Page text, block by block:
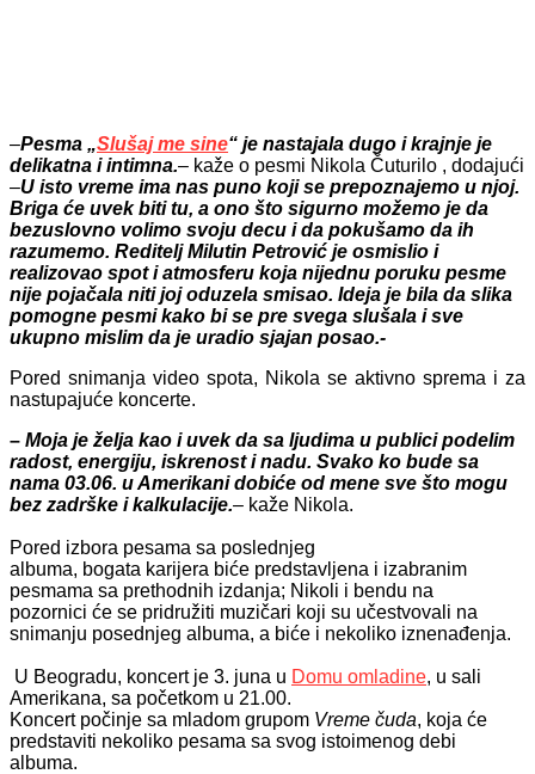
–Pesma „Slušaj me sine“ je nastajala dugo i krajnje je
delikatna i intimna.– kaže o pesmi Nikola Čuturilo , dodajući
–U isto vreme ima nas puno koji se prepoznajemo u njoj.
Briga će uvek biti tu, a ono što sigurno možemo je da
bezuslovno volimo svoju decu i da pokušamo da ih
razumemo. Reditelj Milutin Petrović je osmislio i
realizovao spot i atmosferu koja nijednu poruku pesme
nije pojačala niti joj oduzela smisao. Ideja je bila da slika
pomogne pesmi kako bi se pre svega slušala i sve
ukupno mislim da je uradio sjajan posao.-
Pored snimanja video spota, Nikola se aktivno sprema i za
nastupajuće koncerte.
– Moja je želja kao i uvek da sa ljudima u publici podelim
radost, energiju, iskrenost i nadu. Svako ko bude sa
nama 03.06. u Amerikani dobiće od mene sve što mogu
bez zadrške i kalkulacije.– kaže Nikola.
Pored izbora pesama sa poslednjeg
albuma, bogata karijera biće predstavljena i izabranim
pesmama sa prethodnih izdanja; Nikoli i bendu na
pozornici će se pridružiti muzičari koji su učestvovali na
snimanju posednjeg albuma, a biće i nekoliko iznenađenja.
U Beogradu, koncert je 3. juna u Domu omladine, u sali
Amerikana, sa početkom u 21.00.
Koncert počinje sa mladom grupom Vreme čuda, koja će
predstaviti nekoliko pesama sa svog istoimenog debi
albuma.